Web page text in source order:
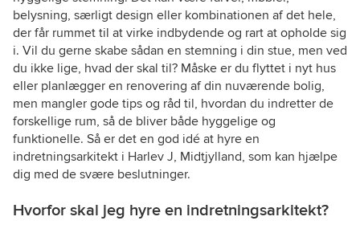
belysning, særligt design eller kombinationen af det hele,
der får rummet til at virke indbydende og rart at opholde sig
i. Vil du gerne skabe sådan en stemning i din stue, men ved
du ikke lige, hvad der skal til? Måske er du flyttet i nyt hus
eller planlægger en renovering af din nuværende bolig,
men mangler gode tips og råd til, hvordan du indretter de
forskellige rum, så de bliver både hyggelige og
funktionelle. Så er det en god idé at hyre en
indretningsarkitekt i Harlev J, Midtjylland, som kan hjælpe
dig med de svære beslutninger.
Hvorfor skal jeg hyre en indretningsarkitekt?